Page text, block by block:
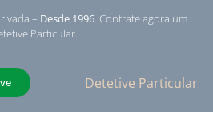
– Desde 1996. Contrate agora um
Particular.
Detetive Particular